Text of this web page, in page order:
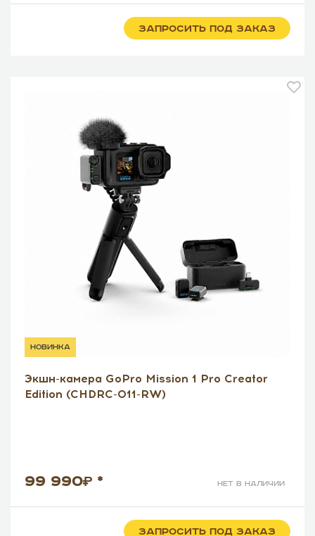
ЗАПРОСИТЬ ПОД ЗАКАЗ
новинка
Экшн-камера GoPro Mission 1 Pro Creator
Edition (CHDRC-011-RW)
99 990 * нет в наличии
ЗАПРОСИТЬ ПОД ЗАКАЗ